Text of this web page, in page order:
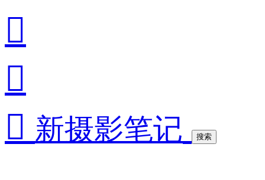


 新摄影笔记 搜索